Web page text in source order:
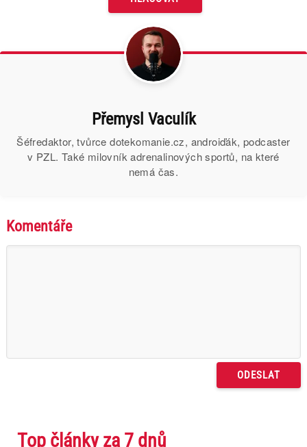
Přemysl Vaculík
Šéfredaktor, tvůrce dotekomanie.cz, androiďák, podcaster
v PZL. Také milovník adrenalinových sportů, na které
nemá čas.
Komentáře
Top články za 7 dnů